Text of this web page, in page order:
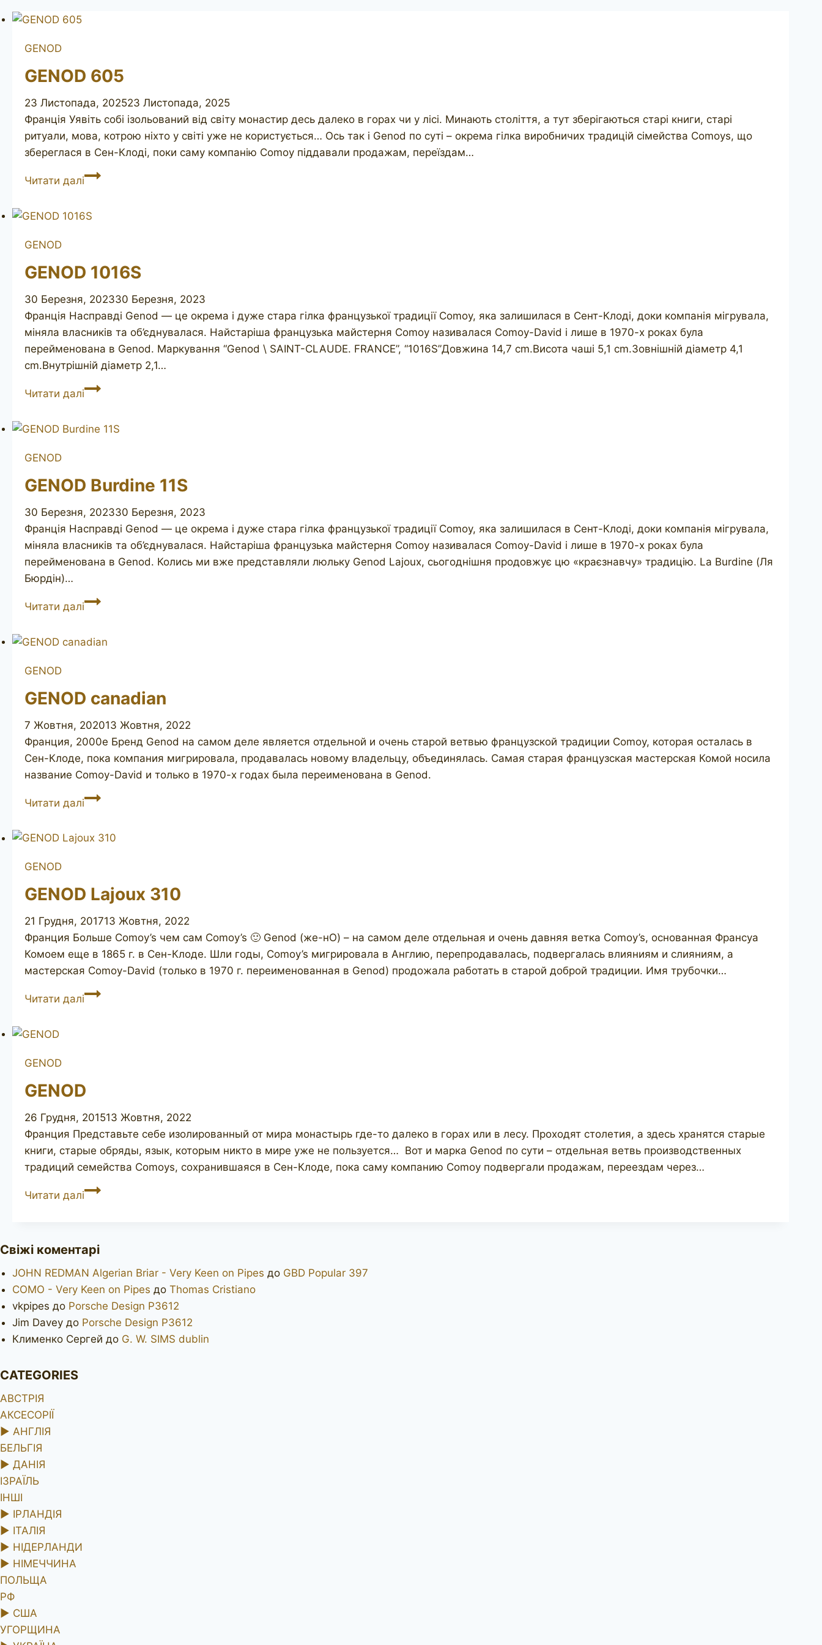
GENOD
GENOD 605
23 Листопада, 202523 Листопада, 2025
Франція Уявіть собі ізольований від світу монастир десь далеко в горах чи у лісі. Минають століття, а тут зберігаються старі книги, старі
ритуали, мова, котрою ніхто у світі уже не користується… Ось так і Genod по суті – окрема гілка виробничих традицій сімейства Comoys, що
збереглася в Сен-Клоді, поки саму компанію Comoy піддавали продажам, переїздам…
Читати даліGENOD
GENOD
GENOD 1016S
30 Березня, 202330 Березня, 2023
Франція Насправді Genod — це окрема і дуже стара гілка французької традиції Comoy, яка залишилася в Сент-Клоді, доки компанія мігрувала,
міняла власників та об’єднувалася. Найстаріша французька майстерня Comoy називалася Comoy-David і лише в 1970-х роках була
перейменована в Genod. Маркування “Genod \ SAINT-CLAUDE. FRANCE”, “1016S”Довжина 14,7 cm.Висота чаші 5,1 cm.Зовнішній діаметр 4,1
cm.Внутрішній діаметр 2,1…
Читати даліGENOD
GENOD
GENOD Burdine 11S
30 Березня, 202330 Березня, 2023
Франція Насправді Genod — це окрема і дуже стара гілка французької традиції Comoy, яка залишилася в Сент-Клоді, доки компанія мігрувала,
міняла власників та об’єднувалася. Найстаріша французька майстерня Comoy називалася Comoy-David і лише в 1970-х роках була
перейменована в Genod. Колись ми вже представляли люльку Genod Lajoux, сьогоднішня продовжує цю «краєзнавчу» традицію. La Burdine (Ля
Бюрдін)…
Читати даліGENOD
GENOD
GENOD canadian
7 Жовтня, 202013 Жовтня, 2022
Франция, 2000е Бренд Genod на самом деле является отдельной и очень старой ветвью французской традиции Comoy, которая осталась в
Сен-Клоде, пока компания мигрировала, продавалась новому владельцу, объединялась. Самая старая французская мастерская Комой носила
название Comoy-David и только в 1970-х годах была переименована в Genod.
Читати даліGENOD
GENOD
GENOD Lajoux 310
21 Грудня, 201713 Жовтня, 2022
Франция Больше Comoy’s чем сам Comoy’s 🙂 Genod (же-нО) – на самом деле отдельная и очень давняя ветка Comoy’s, основанная Франсуа
Комоем еще в 1865 г. в Сен-Клоде. Шли годы, Comoy’s мигрировала в Англию, перепродавалась, подвергалась влияниям и слияниям, а
мастерская Comoy-David (только в 1970 г. переименованная в Genod) продожала работать в старой доброй традиции. Имя трубочки…
Читати даліGENOD
GENOD
GENOD
26 Грудня, 201513 Жовтня, 2022
Франция Представьте себе изолированный от мира монастырь где-то далеко в горах или в лесу. Проходят столетия, а здесь хранятся старые
книги, старые обряды, язык, которым никто в мире уже не пользуется… Вот и марка Genod по сути – отдельная ветвь производственных
традиций семейства Comoys, сохранившаяся в Сен-Клоде, пока саму компанию Comoy подвергали продажам, переездам через…
Читати даліGENOD
Свіжі коментарі
JOHN REDMAN Algerian Briar - Very Keen on Pipes до GBD Popular 397
COMO - Very Keen on Pipes до Thomas Cristiano
vkpipes до Porsche Design P3612
Jim Davey до Porsche Design P3612
Клименко Сергей до G. W. SIMS dublin
CATEGORIES
АВСТРІЯ
АКСЕСОРІЇ
► АНГЛІЯ
БЕЛЬГІЯ
► ДАНІЯ
ІЗРАЇЛЬ
ІНШІ
► ІРЛАНДІЯ
► ІТАЛІЯ
► НІДЕРЛАНДИ
► НІМЕЧЧИНА
ПОЛЬЩА
РФ
► США
УГОРЩИНА